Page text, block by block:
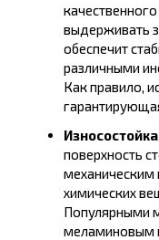
выдерживать
обеспечит
различными
Как правило,
поверхность
химических
Популярными
меламиновым